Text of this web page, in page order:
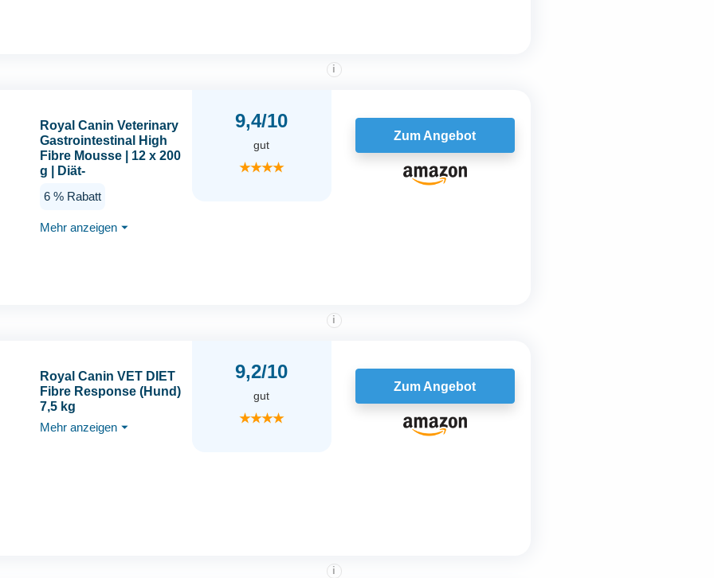
Royal Canin Veterinary
Gastrointestinal High
Fibre Mousse | 12 x 200
g | Diät-
Adulte Hunde | Zur
gesunden Verdauung |
6 % Rabatt
Mehr anzeigen ⏷
9,4/10
i
gut
★★★★
Zum Angebot
Royal Canin VET DIET
Fibre Response (Hund)
7,5 kg
Mehr anzeigen ⏷
9,2/10
i
gut
★★★★
Zum Angebot
i